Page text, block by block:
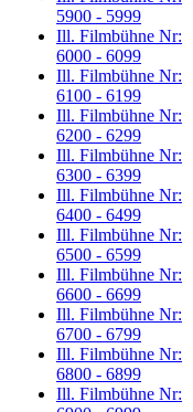
5900 - 5999
Ill. Filmbühne Nr:
6000 - 6099
Ill. Filmbühne Nr:
6100 - 6199
Ill. Filmbühne Nr:
6200 - 6299
Ill. Filmbühne Nr:
6300 - 6399
Ill. Filmbühne Nr:
6400 - 6499
Ill. Filmbühne Nr:
6500 - 6599
Ill. Filmbühne Nr:
6600 - 6699
Ill. Filmbühne Nr:
6700 - 6799
Ill. Filmbühne Nr:
6800 - 6899
Ill. Filmbühne Nr: